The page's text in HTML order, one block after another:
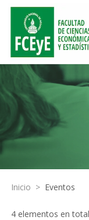
Inicio > Eventos
4 elementos en